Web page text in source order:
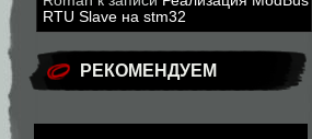
RTU Slave на stm32
РЕКОМЕНДУЕМ